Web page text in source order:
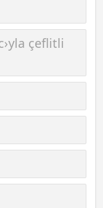
çeﬂitli